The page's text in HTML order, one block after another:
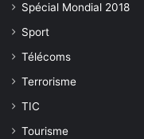
Spécial Mondial 2018
Sport
Télécoms
Terrorisme
TIC
Tourisme